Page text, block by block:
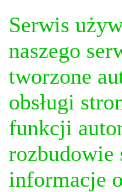
Serwis
naszego
tworzone
obsługi
funkcji
rozbudowie
informacje